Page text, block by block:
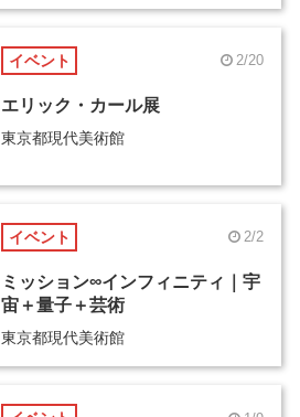
イベント 2/20
エリック・カール展
東京都現代美術館
イベント 2/2
ミッション∞インフィニティ｜宇
宙＋量子＋芸術
東京都現代美術館